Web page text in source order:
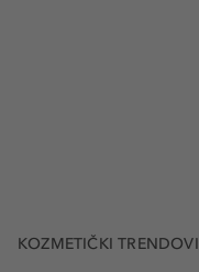
KOZMETIČKI TRENDOVI